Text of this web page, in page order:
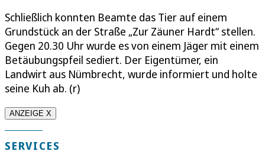
Schließlich konnten Beamte das Tier auf einem
Grundstück an der Straße „Zur Zäuner Hardt“ stellen.
Gegen 20.30 Uhr wurde es von einem Jäger mit einem
Betäubungspfeil sediert. Der Eigentümer, ein
Landwirt aus Nümbrecht, wurde informiert und holte
seine Kuh ab. (r)
ANZEIGE X
SERVICES